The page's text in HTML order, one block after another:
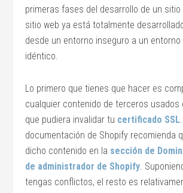
primeras fases del desarrollo de un sitio
sitio web ya está totalmente
desde un entorno inseguro a un entorno
idéntico.
Lo primero que tienes que hacer es
cualquier contenido de terceros usados
que pudiera invalidar tu certificado SSL
documentación de Shopify recomienda
dicho contenido en la sección de
de administrador de Shopify.
tengas conflictos, el resto es